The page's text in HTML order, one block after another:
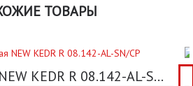
ТОВАРЫ
Ручка дверная NEW KEDR R 08.142-AL-SN/CP